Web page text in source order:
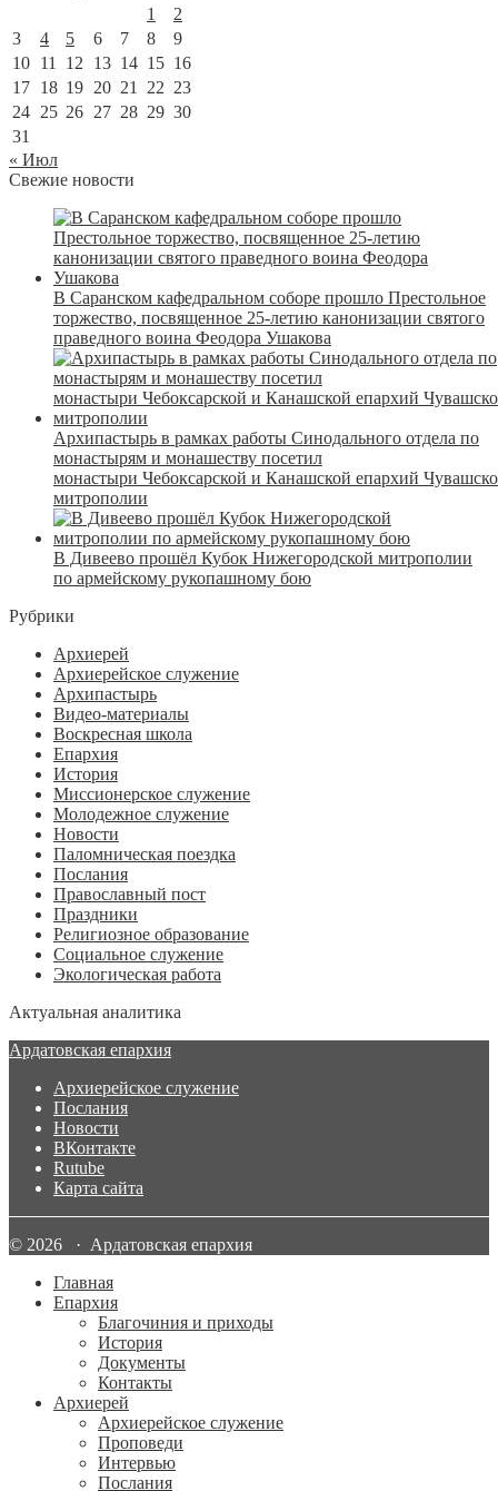
1
2
3
4 5 6 7 8
9
10 11 12 13 14 15 16
17 18 19 20 21 22 23
24 25 26 27 28 29 30
31
« Июл
Свежие новости
В Саранском кафедральном соборе прошло Престольное
торжество, посвященное 25-летию канонизации святого
праведного воина Феодора Ушакова
Архипастырь в рамках работы Синодального отдела по
монастырям и монашеству посетил
монастыри Чебоксарской и Канашской епархий
митрополии
В Дивеево прошёл Кубок Нижегородской митрополии
по армейскому рукопашному бою
Рубрики
Архиерей
Архиерейское служение
Архипастырь
Видео-материалы
Воскресная школа
Епархия
История
Миссионерское служение
Молодежное служение
Новости
Паломническая поездка
Послания
Православный пост
Праздники
Религиозное образование
Социальное служение
Экологическая работа
Актуальная аналитика
Ардатовская епархия
Архиерейское служение
Послания
Новости
ВКонтакте
Rutube
Карта сайта
© 2026 · Ардатовская епархия
Главная
Епархия
Благочиния и приходы
История
Документы
Контакты
Архиерей
Архиерейское служение
Проповеди
Интервью
Послания